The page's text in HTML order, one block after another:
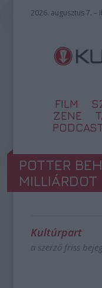
2026. augusztus 7. –
FILM
ZENE
POTTER
MILLIÁRDOT
Kultúrpart
a szerző friss